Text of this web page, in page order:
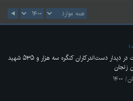
بیانات در دیدار دست‌اندرکاران کنگره سه هزار و ۵۳۵ شهید
زنجان